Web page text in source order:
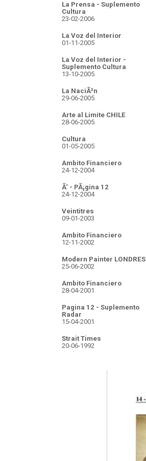
La Prensa - Suplemento
Cultura
23-02-2006
La Voz del Interior
01-11-2005
La Voz del Interior -
Suplemento Cultura
13-10-2005
La NaciÃ³n
29-06-2005
Arte al Limite CHILE
28-06-2005
Cultura
01-05-2005
Ambito Financiero
24-12-2004
Ã‘ - PÃ¡gina 12
24-12-2004
Veintitres
09-01-2003
Ambito Financiero
12-11-2002
Modern Painter LONDRES
25-06-2002
Ambito Financiero
28-04-2001
Pagina 12 - Suplemento
Radar
15-04-2001
Strait Times
20-06-1992